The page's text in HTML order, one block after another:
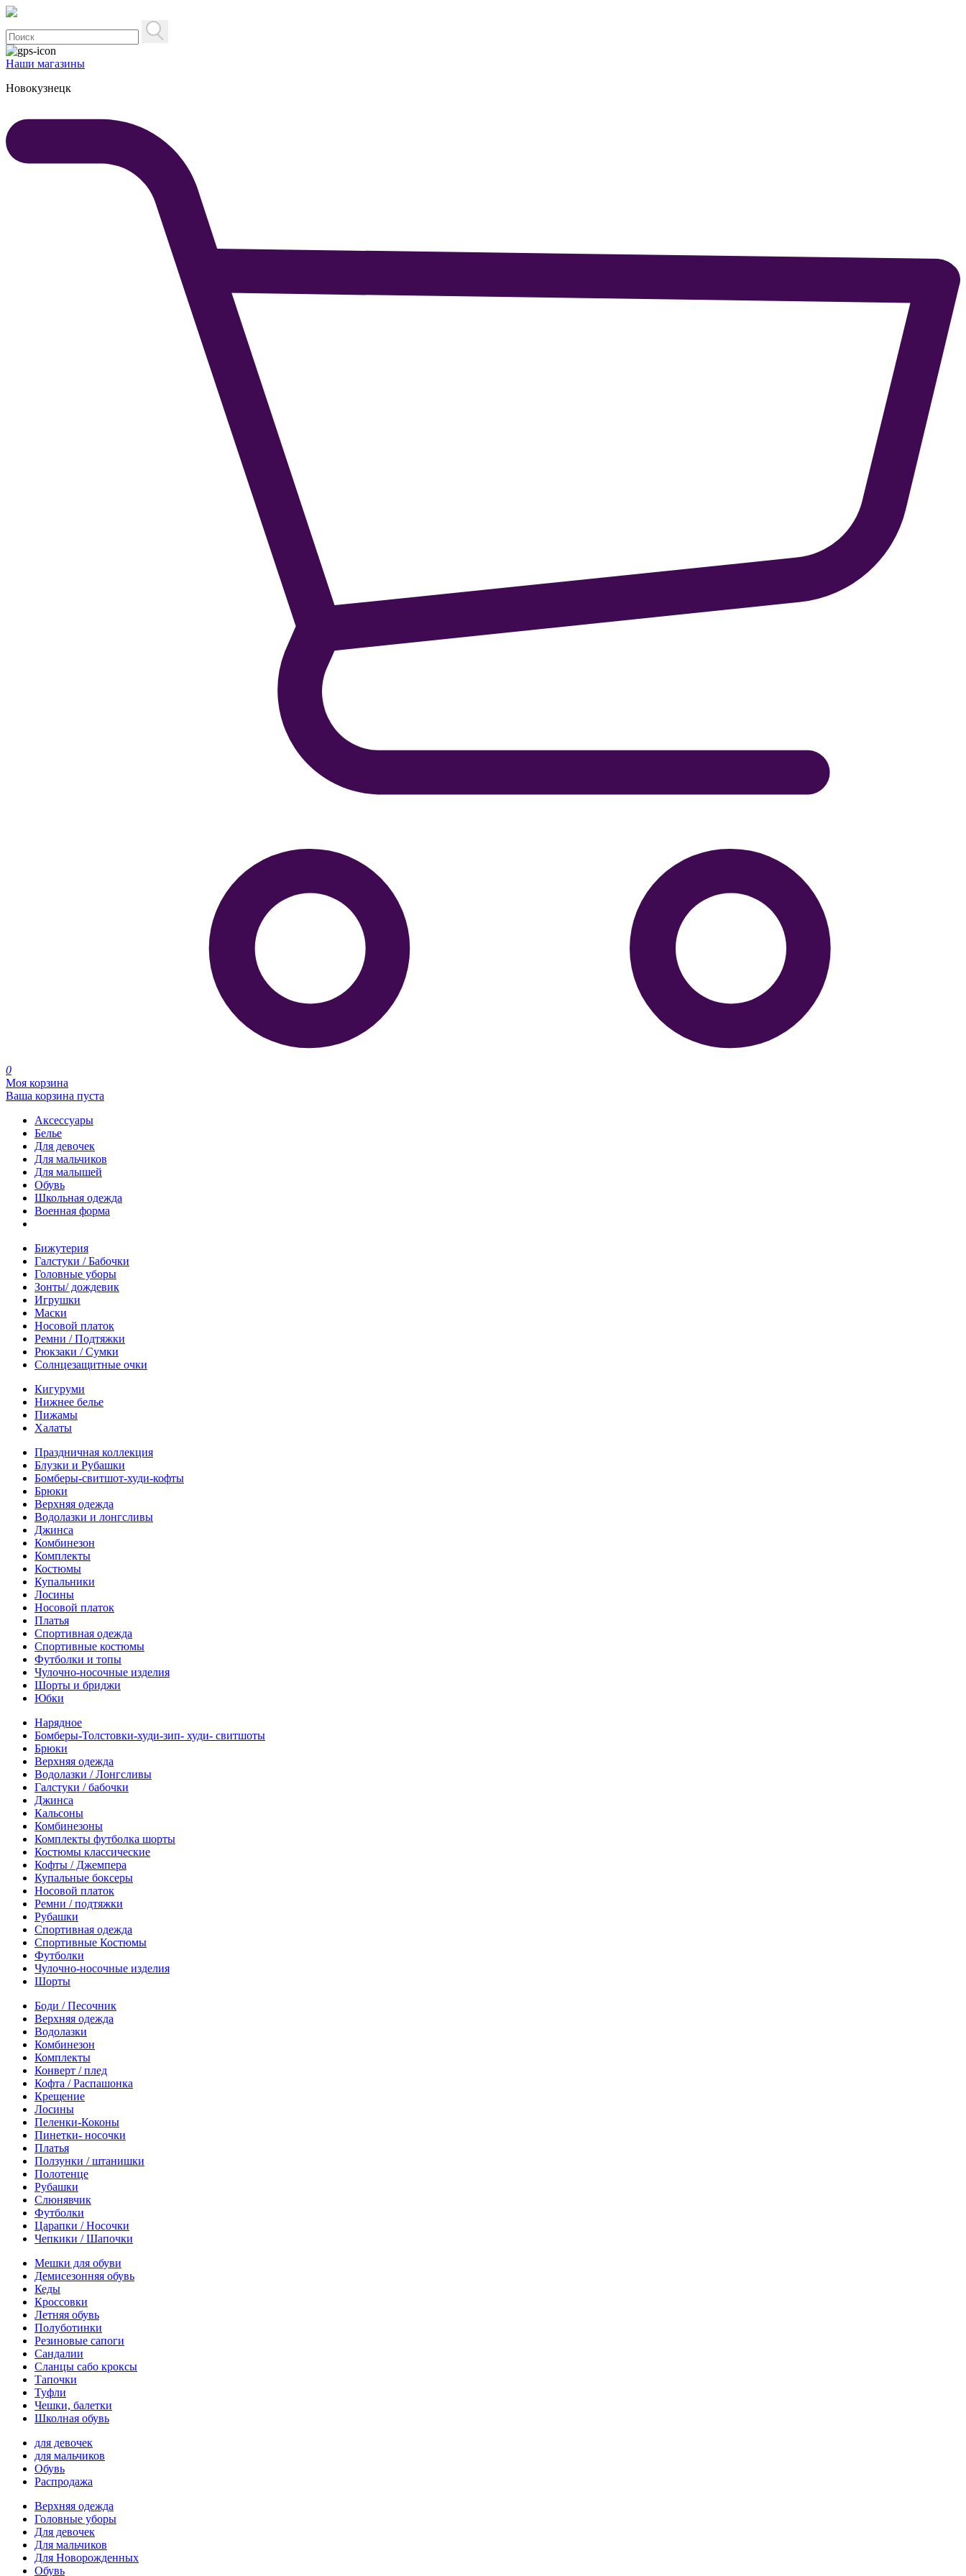
Наши магазины
Новокузнецк
0
Моя корзина
Ваша корзина пуста
Аксессуары
Белье
Для девочек
Для мальчиков
Для малышей
Обувь
Школьная одежда
Военная форма
Бижутерия
Галстуки / Бабочки
Головные уборы
Зонты/ дождевик
Игрушки
Маски
Носовой платок
Ремни / Подтяжки
Рюкзаки / Сумки
Солнцезащитные очки
Кигуруми
Нижнее белье
Пижамы
Халаты
Праздничная коллекция
Блузки и Рубашки
Бомберы-свитшот-худи-кофты
Брюки
Верхняя одежда
Водолазки и лонгсливы
Джинса
Комбинезон
Комплекты
Костюмы
Купальники
Лосины
Носовой платок
Платья
Спортивная одежда
Спортивные костюмы
Футболки и топы
Чулочно-носочные изделия
Шорты и бриджи
Юбки
Нарядное
Бомберы-Толстовки-худи-зип- худи- свитшоты
Брюки
Верхняя одежда
Водолазки / Лонгсливы
Галстуки / бабочки
Джинса
Кальсоны
Комбинезоны
Комплекты футболка шорты
Костюмы классические
Кофты / Джемпера
Купальные боксеры
Носовой платок
Ремни / подтяжки
Рубашки
Спортивная одежда
Спортивные Костюмы
Футболки
Чулочно-носочные изделия
Шорты
Боди / Песочник
Верхняя одежда
Водолазки
Комбинезон
Комплекты
Конверт / плед
Кофта / Распашонка
Крещение
Лосины
Пеленки-Коконы
Пинетки- носочки
Платья
Ползунки / штанишки
Полотенце
Рубашки
Слюнявчик
Футболки
Царапки / Носочки
Чепкики / Шапочки
Мешки для обуви
Демисезонняя обувь
Кеды
Кроссовки
Летняя обувь
Полуботинки
Резиновые сапоги
Сандалии
Сланцы сабо кроксы
Тапочки
Туфли
Чешки, балетки
Школная обувь
для девочек
для мальчиков
Обувь
Распродажа
Верхняя одежда
Головные уборы
Для девочек
Для мальчиков
Для Новорожденных
Обувь